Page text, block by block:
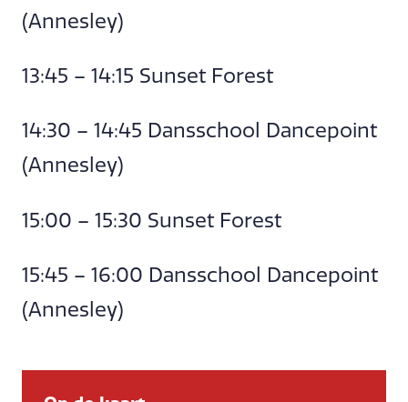
(Annesley)
13:45 – 14:15 Sunset Forest
14:30 – 14:45 Dansschool Dancepoint
(Annesley)
15:00 – 15:30 Sunset Forest
15:45 – 16:00 Dansschool Dancepoint
(Annesley)